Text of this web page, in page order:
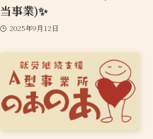
当事業)✨
2025年9月12日